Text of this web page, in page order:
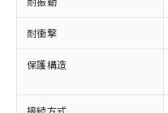
耐衝撃
保護構造
接続方式
覧された時
準価格とは
了承くださ
正式な納期
様のお取引
ムロン制御
六価クロム(Cr(Ⅵ))
類(PBB) 1000ppm以下
(PBDE) 1000ppm以下
ル) (DEHP)(別名：DOP)
ルベンジル（BBP）
（DBP） 1000ppm以
但し、RoHS指令で産業
*中国RoHS10物質の基
Pb(鉛) :1000ppm、
Cr(Ⅵ)(六価クロム) :
ニル類) : 1000ppm、
ル類) : 1000ppm、
DBP(フタル酸ジブチル
イソブチル) : 1000ppm
国政府の輸
可)を取得す
当社は規制
全に破砕す
いよう必要
一定数
一定数